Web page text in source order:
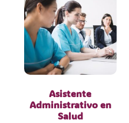
Asistente
Administrativo en
Salud